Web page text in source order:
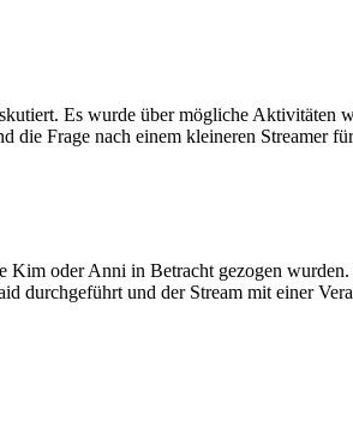
Es wurde über mögliche Aktivitäten
Frage nach einem kleineren Streamer
Kim oder Anni in Betracht gezogen
durchgeführt und der Stream mit einer